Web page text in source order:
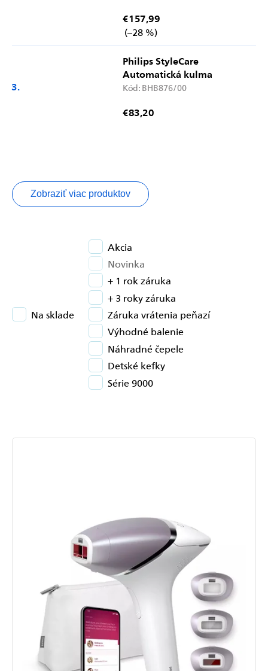
(–28 %)
€157,99
Philips StyleCare
Automatická kulma
Kód: BHB876/00
€83,20
Zobraziť viac produktov
Na sklade
Akcia
Novinka
+ 1 rok záruka
+ 3 roky záruka
Záruka vrátenia peňazí
Výhodné balenie
Náhradné čepele
Detské kefky
Série 9000